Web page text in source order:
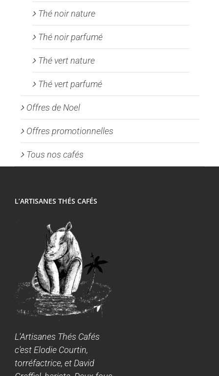
Thé noir nature
Thé noir parfumé
Thé vert nature
Thé vert parfumé
Offres de Noel
Offres promotionnelles
Tous nos cafés
L’ARTISANES THÉS CAFÉS
L'Artisanes Thés Cafés
c'est Elodie Courtin,
torréfactrice, et David